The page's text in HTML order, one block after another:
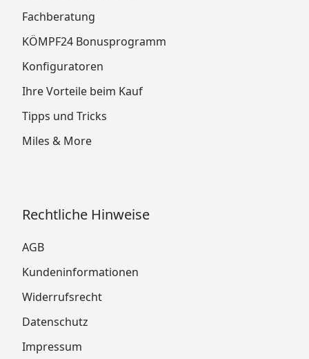
Fachberatung
KÖMPF24 Bonusprogramm
Konfiguratoren
Ihre Vorteile beim Kauf
Tipps und Tricks
Miles & More
Rechtliche Hinweise
AGB
Kundeninformationen
Widerrufsrecht
Datenschutz
Impressum